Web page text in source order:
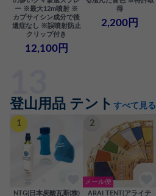
ー ※最大12m噴射 ※
カプサイシン成分で後
遺症なし ※誤噴射防止
クリップ付き
12,100円
得
2,200円
登山用品 テント すべて見る
1
NTG(日本炭酸瓦斯(株)
2
メール便
ARAI TENT(アライテ